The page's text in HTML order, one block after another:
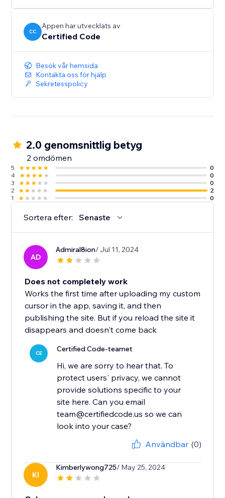
CC
Appen har utvecklats av
Certified Code
Besök vår hemsida
Kontakta oss för hjälp
Sekretesspolicy
2.0 genomsnittlig betyg
2 omdömen
5
0
4
0
3
0
2
2
1
0
Sortera efter: Senaste
AD
Admiral8ion/ Jul 11, 2024
Does not completely work
Works the first time after uploading my custom
cursor in the app, saving it, and then
publishing the site. But if you reload the site it
disappears and doesn't come back
CE Certified Code-teamet
Hi, we are sorry to hear that. To
protect users' privacy, we cannot
provide solutions specific to your
site here. Can you email
team@certifiedcode.us so we can
look into your case?
Användbar (0)
KI
Kimberlywong725/ May 25, 2024